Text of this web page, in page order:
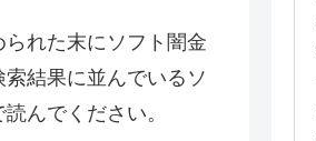
れた末にソフト闇金
結果に並んでいるソ
んでください。